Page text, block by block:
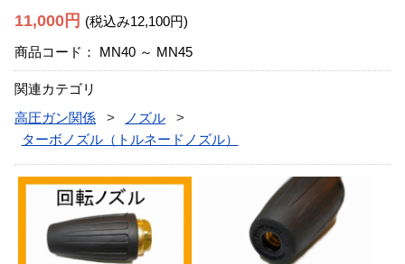
11,000円 (税込み12,100円)
商品コード：
MN40 ～ MN45
関連カテゴリ
高圧ガン関係
ノズル
ターボノズル（トルネードノズル）